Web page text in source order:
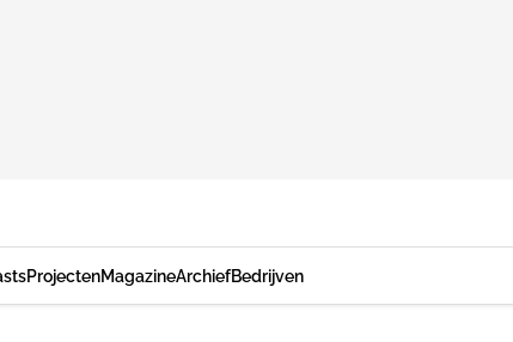
ProjectenMagazineArchiefBedrijven